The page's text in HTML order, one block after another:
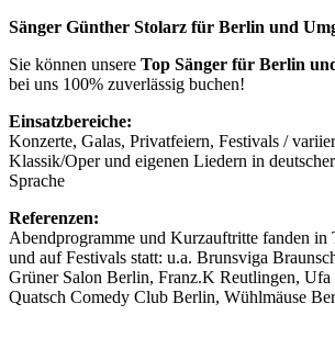
Sänger Günther Stolarz für Berlin und
Sie können unsere Top Sänger für Berlin
bei uns 100% zuverlässig buchen!
Einsatzbereiche:
Konzerte, Galas, Privatfeiern, Festivals /
Klassik/Oper und eigenen Liedern in
Sprache
Referenzen:
Abendprogramme und Kurzauftritte fanden in
und auf Festivals statt: u.a. Brunsviga
Grüner Salon Berlin, Franz.K Reutlingen,
Quatsch Comedy Club Berlin, Wühlmäuse